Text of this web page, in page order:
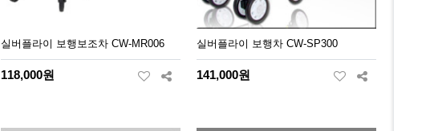
실버플라이 보행보조차 CW-MR006
118,000원
실버플라이 보행차 CW-SP300
141,000원